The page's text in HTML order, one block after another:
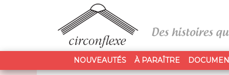
NOUVEAUTÉS À PARAÎTRE